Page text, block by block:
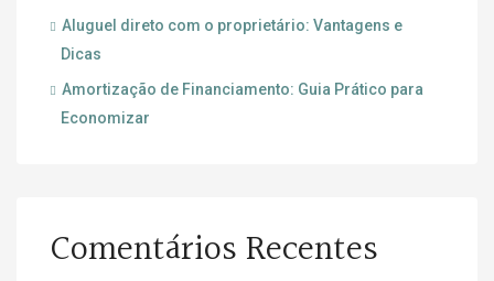
Aluguel direto com o proprietário: Vantagens e
Dicas
Amortização de Financiamento: Guia Prático para
Economizar
Comentários Recentes